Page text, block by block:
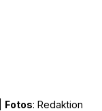
Fotos: Redaktion